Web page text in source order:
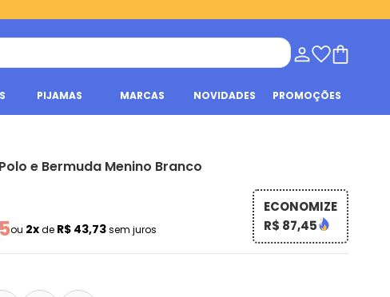
PIJAMAS MARCAS NOVIDADES PROMOÇÕES
e Bermuda Menino Branco
ou 2xde R$ 43,73sem juros
ECONOMIZE
R$ 87,45